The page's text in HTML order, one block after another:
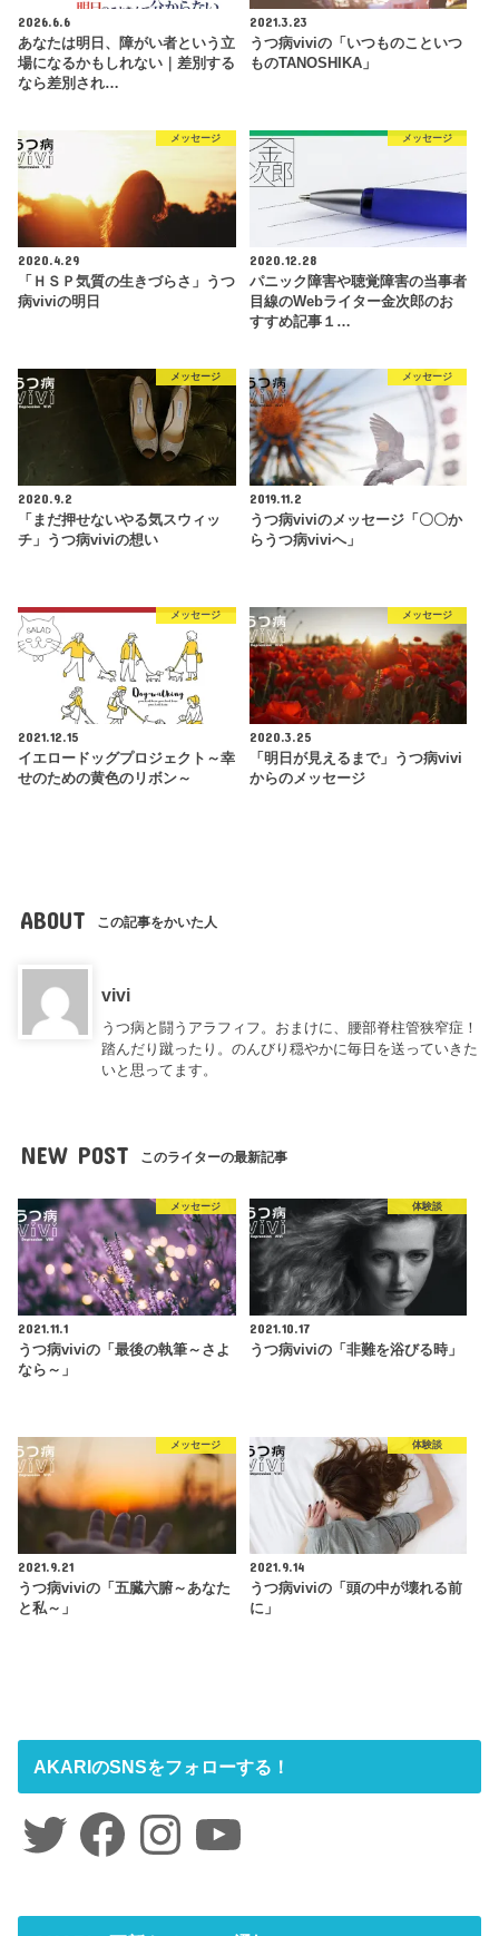
2026.6.6
あなたは明日、障がい者という立
場になるかもしれない｜差別する
なら差別され…
2021.3.23
うつ病viviの「いつものこといつ
ものTANOSHIKA」
メッセージ
2020.4.29
「ＨＳＰ気質の生きづらさ」うつ
病viviの明日
メッセージ
2020.12.28
パニック障害や聴覚障害の当事者
目線のWebライター金次郎のお
すすめ記事１…
メッセージ
2020.9.2
「まだ押せないやる気スウィッ
チ」うつ病viviの想い
メッセージ
2019.11.2
うつ病viviのメッセージ「〇〇か
らうつ病viviへ」
メッセージ
2021.12.15
イエロードッグプロジェクト～幸
せのための黄色のリボン～
メッセージ
2020.3.25
「明日が見えるまで」うつ病vivi
からのメッセージ
ABOUT この記事をかいた人
vivi
うつ病と闘うアラフィフ。おまけに、腰部脊柱管狭窄症！
踏んだり蹴ったり。のんびり穏やかに毎日を送っていきた
いと思ってます。
NEW POST このライターの最新記事
メッセージ
2021.11.1
うつ病viviの「最後の執筆～さよ
なら～」
体験談
2021.10.17
うつ病viviの「非難を浴びる時」
メッセージ
2021.9.21
うつ病viviの「五臓六腑～あなた
と私～」
体験談
2021.9.14
うつ病viviの「頭の中が壊れる前
に」
AKARIのSNSをフォローする！
Twitter FacebookInstagramYouTube